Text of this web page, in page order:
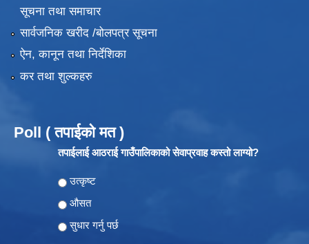
सूचना तथा समाचार
सार्वजनिक खरीद /बोलपत्र सूचना
ऐन, कानून तथा निर्देशिका
कर तथा शुल्कहरु
Poll ( तपाईको मत )
तपाईलाई आठराई गाउँपालिकाको सेवाप्रवाह कस्तो लाग्यो?
Choices
उत्कृष्ट
औसत
सुधार गर्नु पर्छ